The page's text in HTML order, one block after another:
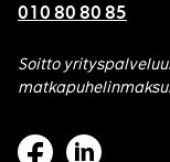
010 80 80 85
Soitto